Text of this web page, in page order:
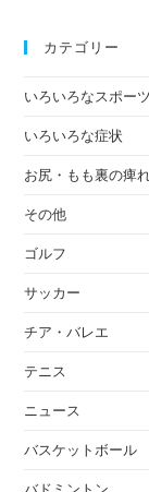
カテゴリー
いろいろなスポーツ
いろいろな症状
お尻・もも裏の痺
その他
ゴルフ
サッカー
チア・バレエ
テニス
ニュース
バスケットボール